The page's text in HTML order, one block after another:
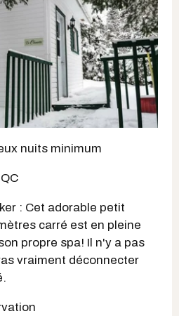
nuits minimum
: Cet adorable petit
carré est en pleine
propre spa! Il n'y a pas
vraiment déconnecter